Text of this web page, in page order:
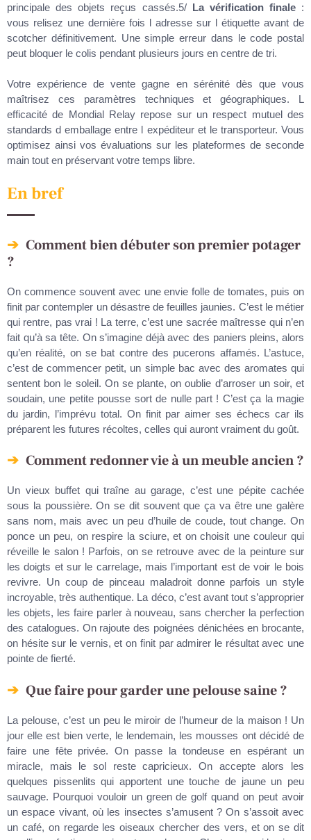
principale des objets reçus cassés.5/ La vérification finale:
vous relisez une dernière fois l adresse sur l étiquette avant de
scotcher définitivement. Une simple erreur dans le code postal
peut bloquer le colis pendant plusieurs jours en centre de tri.
Votre expérience de vente gagne en sérénité dès que vous
maîtrisez ces paramètres techniques et géographiques. L
efficacité de Mondial Relay repose sur un respect mutuel des
standards d emballage entre l expéditeur et le transporteur. Vous
optimisez ainsi vos évaluations sur les plateformes de seconde
main tout en préservant votre temps libre.
En bref
Comment bien débuter son premier potager
?
On commence souvent avec une envie folle de tomates, puis on
finit par contempler un désastre de feuilles jaunies. C’est le métier
qui rentre, pas vrai ! La terre, c’est une sacrée maîtresse qui n’en
fait qu’à sa tête. On s’imagine déjà avec des paniers pleins, alors
qu’en réalité, on se bat contre des pucerons affamés. L’astuce,
c’est de commencer petit, un simple bac avec des aromates qui
sentent bon le soleil. On se plante, on oublie d’arroser un soir, et
soudain, une petite pousse sort de nulle part ! C’est ça la magie
du jardin, l’imprévu total. On finit par aimer ses échecs car ils
préparent les futures récoltes, celles qui auront vraiment du goût.
Comment redonner vie à un meuble ancien ?
Un vieux buffet qui traîne au garage, c’est une pépite cachée
sous la poussière. On se dit souvent que ça va être une galère
sans nom, mais avec un peu d’huile de coude, tout change. On
ponce un peu, on respire la sciure, et on choisit une couleur qui
réveille le salon ! Parfois, on se retrouve avec de la peinture sur
les doigts et sur le carrelage, mais l’important est de voir le bois
revivre. Un coup de pinceau maladroit donne parfois un style
incroyable, très authentique. La déco, c’est avant tout s’approprier
les objets, les faire parler à nouveau, sans chercher la perfection
des catalogues. On rajoute des poignées dénichées en brocante,
on hésite sur le vernis, et on finit par admirer le résultat avec une
pointe de fierté.
Que faire pour garder une pelouse saine ?
La pelouse, c’est un peu le miroir de l’humeur de la maison ! Un
jour elle est bien verte, le lendemain, les mousses ont décidé de
faire une fête privée. On passe la tondeuse en espérant un
miracle, mais le sol reste capricieux. On accepte alors les
quelques pissenlits qui apportent une touche de jaune un peu
sauvage. Pourquoi vouloir un green de golf quand on peut avoir
un espace vivant, où les insectes s’amusent ? On s’assoit avec
un café, on regarde les oiseaux chercher des vers, et on se dit